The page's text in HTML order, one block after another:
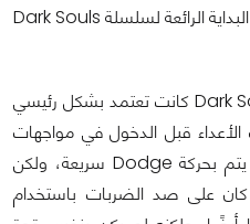
الميكانيكيات الجديدة، والنتيجة هي البداية الرائعة لسلسلة Dark Souls
مثل Demon's Souls، فإن Dark Souls كانت تعتمد بشكل رئيسي
قبل الدخول في مواجهات
نهائية معهم. تفادي المخاطر كان يتم بحركة Dodge سريعة، ولكن
كان على صد الضربات باستخدام